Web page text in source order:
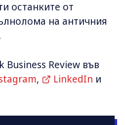
останките от
на античния
Business Review във
, LinkedIn и